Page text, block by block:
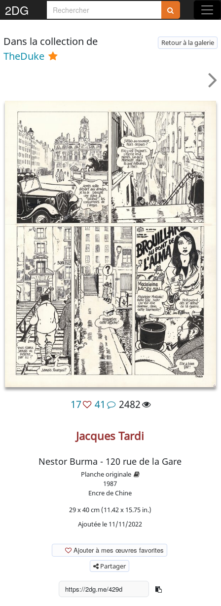
2DG
Dans la collection de
TheDuke
Retour à la galerie
17 41 2482
Jacques Tardi
Nestor Burma - 120 rue de la Gare
Planche originale
1987
Encre de Chine
29 x 40 cm (11.42 x 15.75 in.)
Ajoutée le 11/11/2022
Ajouter à mes œuvres favorites
Partager